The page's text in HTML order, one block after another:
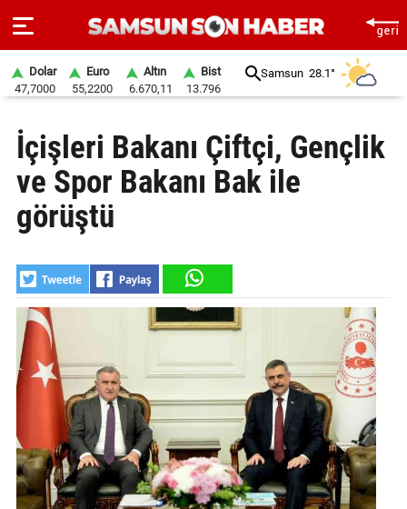
SAYFA
SAMSUN
HABER
GÜNDEM
SİYASET
EKONOMİ
DÜNYA
MAGAZİN
GALERİ
Dolar
47,7000
Euro
55,2200
Altın
6.670,11
Bist
13.796
Samsun 28.1°
İçişleri Bakanı Çiftçi, Gençlik
ve Spor Bakanı Bak ile
görüştü